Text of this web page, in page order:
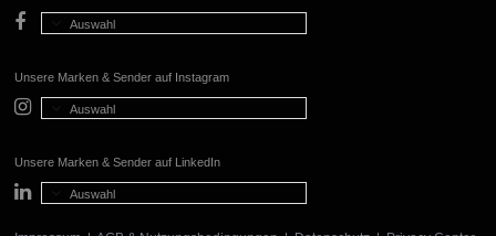
Auswahl
Unsere Marken & Sender auf Instagram
Auswahl
Unsere Marken & Sender auf LinkedIn
Auswahl